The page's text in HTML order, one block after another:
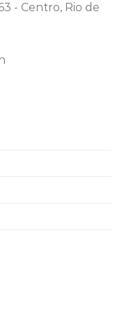
- Centro, Rio de